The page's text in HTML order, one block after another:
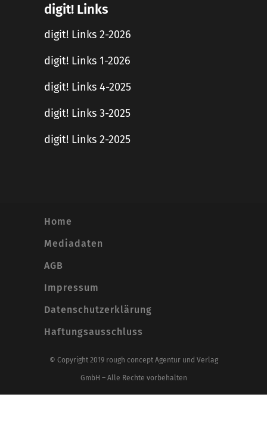
digit! Links
digit! Links 2-2026
digit! Links 1-2026
digit! Links 4-2025
digit! Links 3-2025
digit! Links 2-2025
Home
Mediadaten
AGB
Impressum
Datenschutzerklärung
Haftungsausschluss
© Copyright 2019 rough concept Agentur und Verlag
GmbH – Alle Rechte vorbehalten